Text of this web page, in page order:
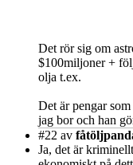
Det rör sig om
$100miljoner +
olja t.ex.
Det är pengar
jag bor och han
#22 av
Ja, det är